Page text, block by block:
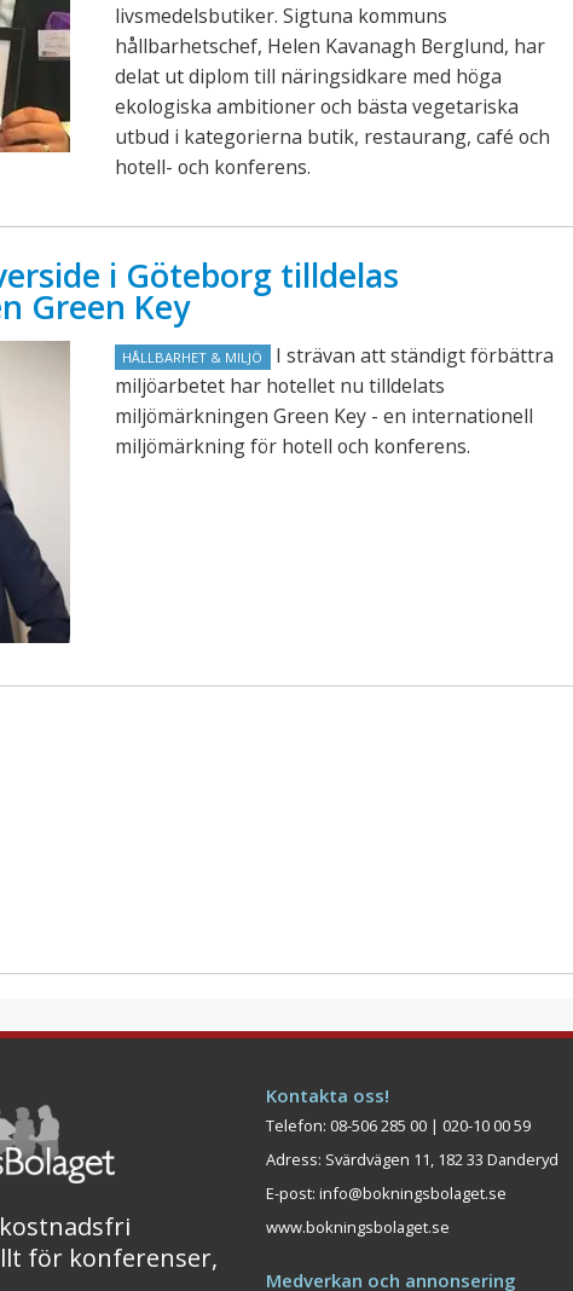
livsmedelsbutiker. Sigtuna kommuns
hållbarhetschef, Helen Kavanagh Berglund, har
delat ut diplom till näringsidkare med höga
ekologiska ambitioner och bästa vegetariska
utbud i kategorierna butik, restaurang, café och
hotell- och konferens.
i Göteborg tilldelas
Green Key
HÅLLBARHET & MILJÖ
I strävan att ständigt förbättra
miljöarbetet har hotellet nu tilldelats
miljömärkningen Green Key - en internationell
miljömärkning för hotell och konferens.
för konferenser,
Kontakta oss!
Telefon: 08-506 285 00 | 020-10 00 59
Adress: Svärdvägen 11, 182 33 Danderyd
E-post: info@bokningsbolaget.se
www.bokningsbolaget.se
Medverkan och annonsering